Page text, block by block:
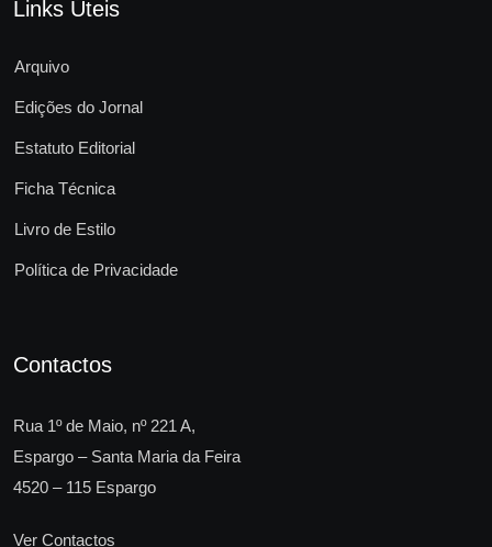
Links Úteis
Arquivo
Edições do Jornal
Estatuto Editorial
Ficha Técnica
Livro de Estilo
Política de Privacidade
Contactos
Rua 1º de Maio, nº 221 A,
Espargo – Santa Maria da Feira
4520 – 115 Espargo
Ver Contactos